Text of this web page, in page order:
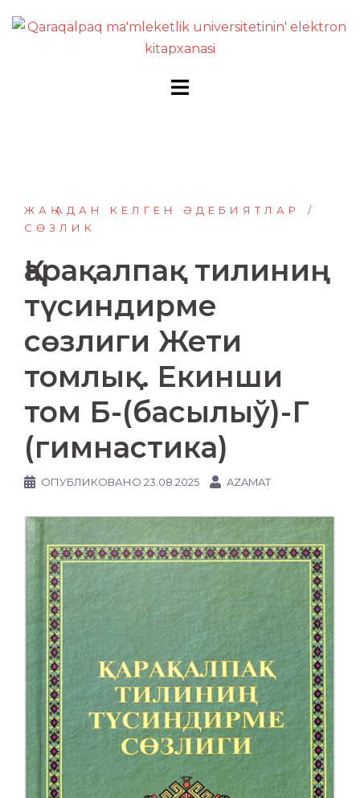
ЖАҢАДАН КЕЛГЕН ӘДЕБИЯТЛАР
СӨЗЛИК
Қарақалпақ тилиниң
түсиндирме
сөзлиги Жети
томлық. Екинши
том Б-(басылыў)-Г
(гимнастика)
ОПУБЛИКОВАНО 23.08.2025 AZAMAT